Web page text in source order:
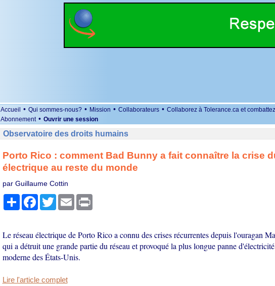
Accueil • Qui sommes-nous? • Mission • Collaborateurs • Collaborez à Tolerance.ca et
Abonnement • Ouvrir une session
Observatoire des droits humains
Porto Rico : comment Bad Bunny a fait connaître la crise
électrique au reste du monde
par Guillaume Cottin
PartagerFacebook
TwitterEmail Print
Le réseau électrique de Porto Rico a connu des crises récurrentes depuis l'ouragan
qui a détruit une grande partie du réseau et provoqué la plus longue panne
moderne des États-Unis.
Lire l'article complet